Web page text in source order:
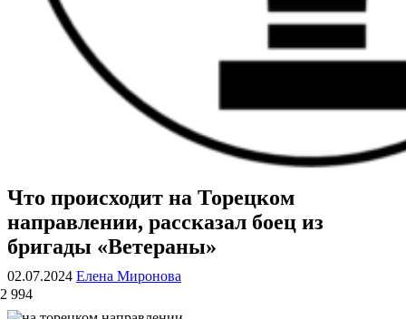
ВОЕННЫЕ СТРАНИЦЫ
СТАТЬИ ВОЕННОЙ ТЕМАТИКИ
Что происходит на Торецком
направлении, рассказал боец из
бригады «Ветераны»
02.07.2024 Елена Миронова
2 994